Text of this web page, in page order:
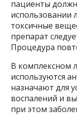
пациенты
использовании
токсичные
препарат
Процедура
В комплексном
используются
назначают для
воспалений и
при этом